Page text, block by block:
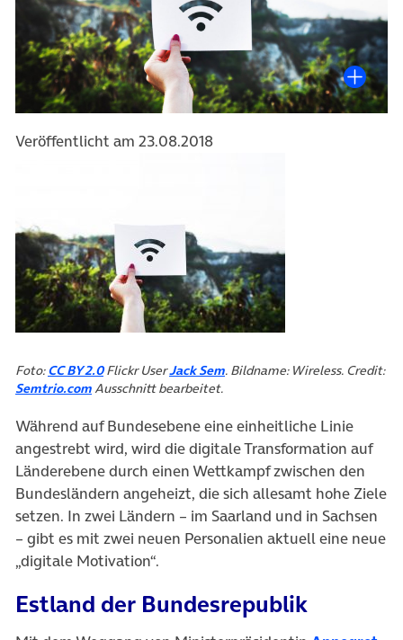
Veröffentlicht am 23.08.2018
Foto:CC BY 2.0(öffnet in neuem Tab)
Flickr UserJack Sem(öffnet in neuem Tab)
. Bildname: Wireless. Credit:
Semtrio.com(öffnet in neuem Tab)
Ausschnitt bearbeitet.
Während auf Bundesebene eine einheitliche Linie
angestrebt wird, wird die digitale Transformation auf
Länderebene durch einen Wettkampf zwischen den
Bundesländern angeheizt, die sich allesamt hohe Ziele
setzen. In zwei Ländern – im Saarland und in Sachsen
– gibt es mit zwei neuen Personalien aktuell eine neue
„digitale Motivation“.
Estland der Bundesrepublik